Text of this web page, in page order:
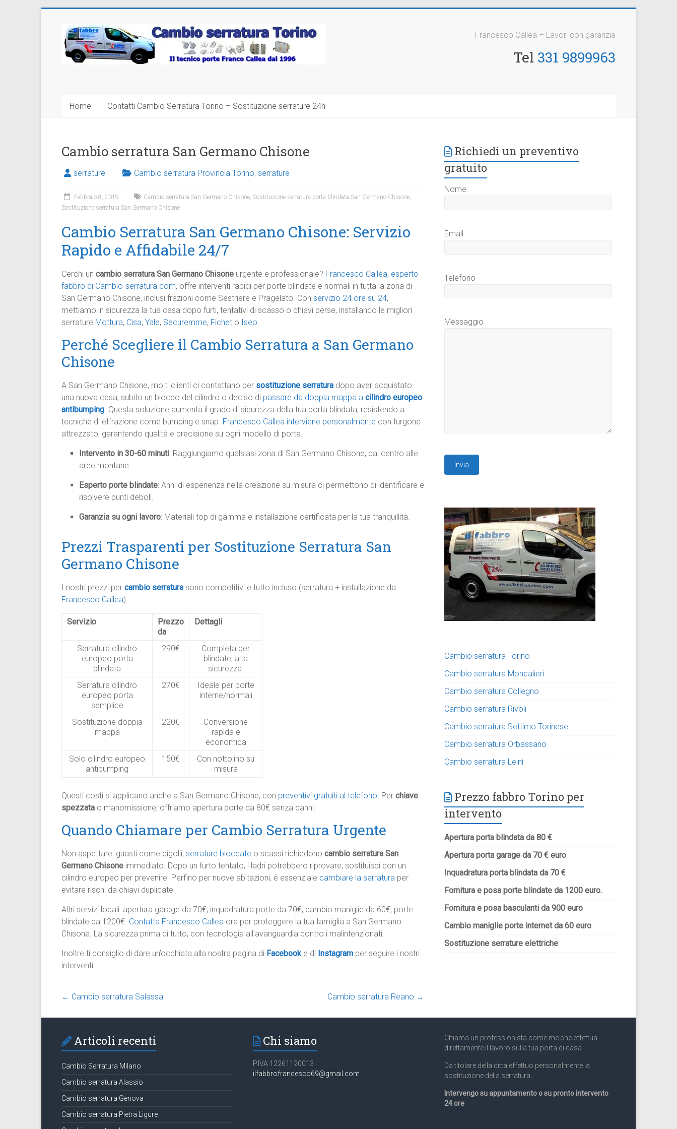
contenutoCambio
Serratura
Francesco Callea – Lavori con garanzia
Tel 331 9899963
Home Contatti Cambio Serratura Torino – Sostituzione serrature 24h
Cambio serratura San Germano Chisone
serrature Cambio serratura Provincia Torino, serrature
Febbraio 8, 2019 Cambio serratura San Germano Chisone, Sostituzione serratura porta blindata San Germano Chisone,
Sostituzione serratura San Germano Chisone
Cambio Serratura San Germano Chisone: Servizio
Rapido e Affidabile 24/7
Cerchi un cambio serratura San Germano Chisone urgente e professionale? Francesco Callea, esperto
fabbro di Cambio-serratura.com, offre interventi rapidi per porte blindate e normali in tutta la zona di
San Germano Chisone, inclusi frazioni come Sestriere e Pragelato. Con servizio 24 ore su 24,
mettiamo in sicurezza la tua casa dopo furti, tentativi di scasso o chiavi perse, installando le migliori
serrature Mottura, Cisa, Yale, Securemme, Fichet o Iseo.
Perché Scegliere il Cambio Serratura a San Germano
Chisone
A San Germano Chisone, molti clienti ci contattano per sostituzione serratura dopo aver acquistato
una nuova casa, subito un blocco del cilindro o deciso di passare da doppia mappa a cilindro europeo
antibumping. Questa soluzione aumenta il grado di sicurezza della tua porta blindata, resistendo a
tecniche di effrazione come bumping e snap. Francesco Callea interviene personalmente con furgone
attrezzato, garantendo qualità e precisione su ogni modello di porta.
Intervento in 30-60 minuti: Raggiungiamo qualsiasi zona di San Germano Chisone, dal centro alle
aree montane.
Esperto porte blindate: Anni di esperienza nella creazione su misura ci permettono di identificare e
risolvere punti deboli.
Garanzia su ogni lavoro: Materiali top di gamma e installazione certificata per la tua tranquillità.
Prezzi Trasparenti per Sostituzione Serratura San
Germano Chisone
I nostri prezzi per cambio serratura sono competitivi e tutto incluso (serratura + installazione da
Francesco Callea):
Servizio
Prezzo
da
Dettagli
Serratura cilindro
europeo porta
blindata
290€
Completa per
blindate, alta
sicurezza
Serratura cilindro
europeo porta
semplice
270€
Ideale per porte
interne/normali
Sostituzione doppia
mappa
220€
Conversione
rapida e
economica
Solo cilindro europeo
antibumping
150€
Con nottolino su
misura
Questi costi si applicano anche a San Germano Chisone, con preventivi gratuiti al telefono. Per chiave
spezzata o manomissione, offriamo apertura porte da 80€ senza danni.
Quando Chiamare per Cambio Serratura Urgente
Non aspettare: guasti come cigolii, serrature bloccate o scassi richiedono cambio serratura San
Germano Chisone immediato. Dopo un furto tentato, i ladri potrebbero riprovare; sostituisci con un
cilindro europeo per prevenire. Perfino per nuove abitazioni, è essenziale cambiare la serratura per
evitare rischi da chiavi duplicate.
Altri servizi locali: apertura garage da 70€, inquadratura porte da 70€, cambio maniglie da 60€, porte
blindate da 1200€. Contatta Francesco Callea ora per proteggere la tua famiglia a San Germano
Chisone. La sicurezza prima di tutto, con tecnologia all’avanguardia contro i malintenzionati.
Inoltre ti consiglio di dare un’occhiata alla nostra pagina di Facebook e di Instagram per seguire i nostri
interventi.
← Cambio serratura Salassa Cambio serratura Reano →
Richiedi un preventivo
gratuito
Nome
Email
Telefono
Messaggio
Cambio serratura Torino
Cambio serratura Moncalieri
Cambio serratura Collegno
Cambio serratura Rivoli
Cambio serratura Settimo Torinese
Cambio serratura Orbassano
Cambio serratura Leinì
Prezzo fabbro Torino per
intervento
Apertura porta blindata da 80 €
Apertura porta garage da 70 € euro
Inquadratura porta blindata da 70 €
Fornitura e posa porte blindate da 1200 euro.
Fornitura e posa basculanti da 900 euro
Cambio maniglie porte internet da 60 euro
Sostituzione serrature elettriche
Articoli recenti
Cambio Serratura Milano
Cambio serratura Alassio
Cambio serratura Genova
Cambio serratura Pietra Ligure
Chi siamo
P.IVA 12261120013
ilfabbrofrancesco69@gmail.com
Chiama un professionista come me che effettua
direttamente il lavoro sulla tua porta di casa .
Da titolare della ditta effettuo personalmente la
sostituzione della serratura .
Intervengo su appuntamento o su pronto intervento
24 ore